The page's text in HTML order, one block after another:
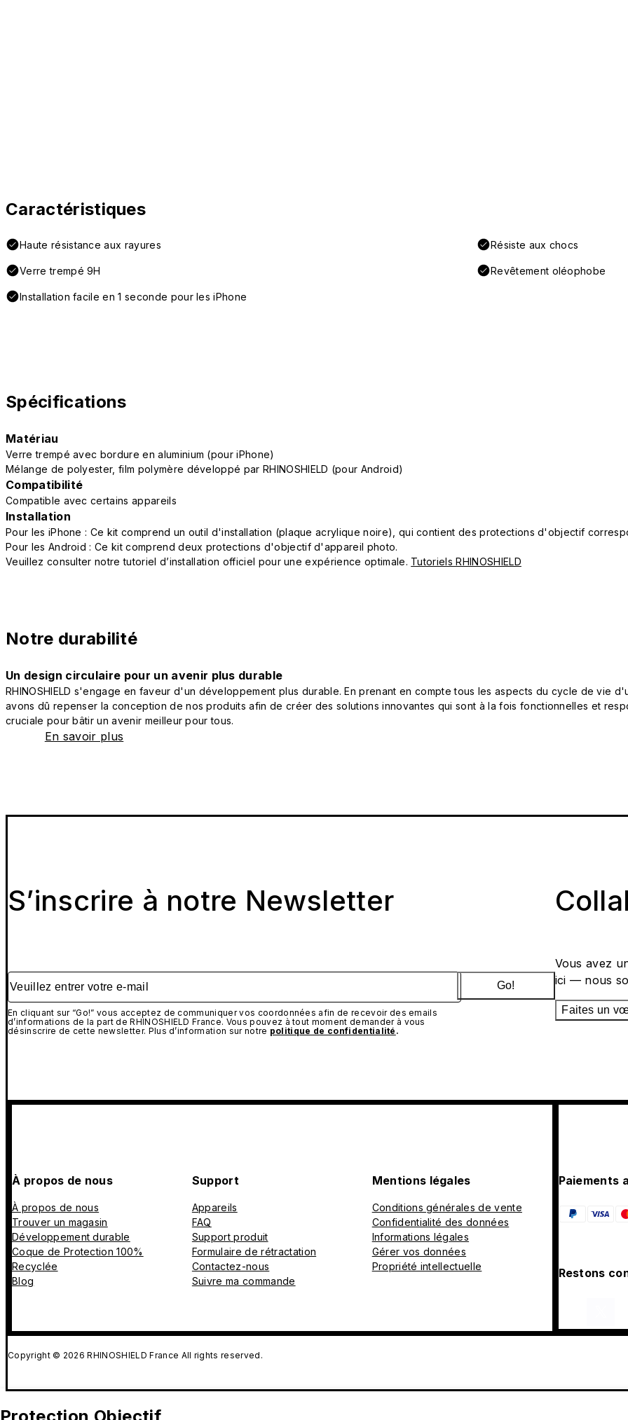
Caractéristiques
Haute résistance aux rayures Résiste aux chocs
Verre trempé 9H Revêtement oléophobe
Installation facile en 1 seconde pour les iPhone
Spécifications
Matériau
Verre trempé avec bordure en aluminium (pour iPhone)
Mélange de polyester, film polymère développé par RHINOSHIELD (pour Android)
Compatibilité
Compatible avec certains appareils
Installation
Pour les iPhone : Ce kit comprend un outil d'installation (plaque acrylique noire), qui contient des protections d'objectif
Pour les Android : Ce kit comprend deux protections d'objectif d'appareil photo.
Veuillez consulter notre tutoriel d’installation officiel pour une expérience optimale. Tutoriels RHINOSHIELD
Notre durabilité
Un design circulaire pour un avenir plus durable
RHINOSHIELD s'engage en faveur d'un développement plus durable. En prenant en compte tous les aspects du cycle de vie
avons dû repenser la conception de nos produits afin de créer des solutions innovantes qui sont à la fois fonctionnelles et
cruciale pour bâtir un avenir meilleur pour tous.
En savoir plus
S’inscrire à notre Newsletter
Veuillez entrer votre e-mail
En cliquant sur “Go!” vous acceptez de communiquer vos coordonnées afin de recevoir des emails
d’informations de la part de RHINOSHIELD France. Vous pouvez à tout moment demander à vous
désinscrire de cette newsletter. Plus d’information sur notre politique de confidentialité .
Go!
Vous avez
ici — nous
Faites un
À propos de nous
À propos de nous
Trouver un magasin
Développement durable
Coque de Protection 100%
Recyclée
Blog
Support
Appareils
FAQ
Support produit
Formulaire de rétractation
Contactez-nous
Suivre ma commande
Mentions légales
Conditions générales de vente
Confidentialité des données
Informations légales
Gérer vos données
Propriété intellectuelle
Paiements
Restons
Copyright © 2026 RHINOSHIELD France All rights reserved.